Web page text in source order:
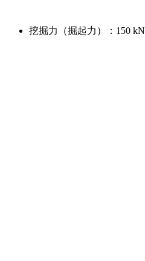
挖掘力（掘起力）： 150 kN